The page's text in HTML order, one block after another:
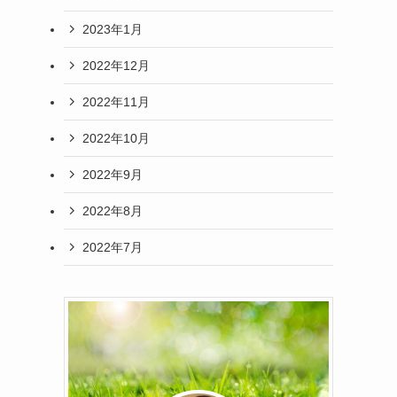
2023年1月
2022年12月
2022年11月
2022年10月
2022年9月
2022年8月
2022年7月